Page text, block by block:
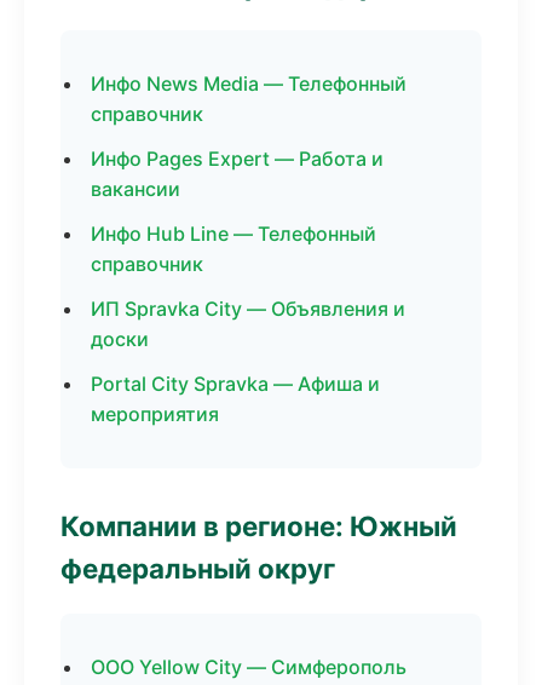
Инфо News Media — Телефонный
справочник
Инфо Pages Expert — Работа и
вакансии
Инфо Hub Line — Телефонный
справочник
ИП Spravka City — Объявления и
доски
Portal City Spravka — Афиша и
мероприятия
Компании в регионе: Южный
федеральный округ
ООО Yellow City — Симферополь